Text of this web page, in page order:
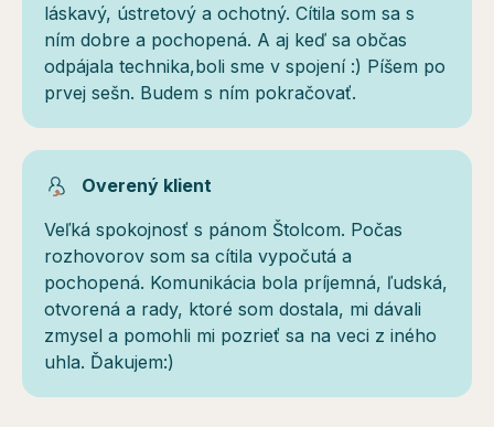
láskavý, ústretový a ochotný. Cítila som sa s
ním dobre a pochopená. A aj keď sa občas
odpájala technika,boli sme v spojení :) Píšem po
prvej sešn. Budem s ním pokračovať.
Overený klient
Veľká spokojnosť s pánom Štolcom. Počas
rozhovorov som sa cítila vypočutá a
pochopená. Komunikácia bola príjemná, ľudská,
otvorená a rady, ktoré som dostala, mi dávali
zmysel a pomohli mi pozrieť sa na veci z iného
uhla. Ďakujem:)